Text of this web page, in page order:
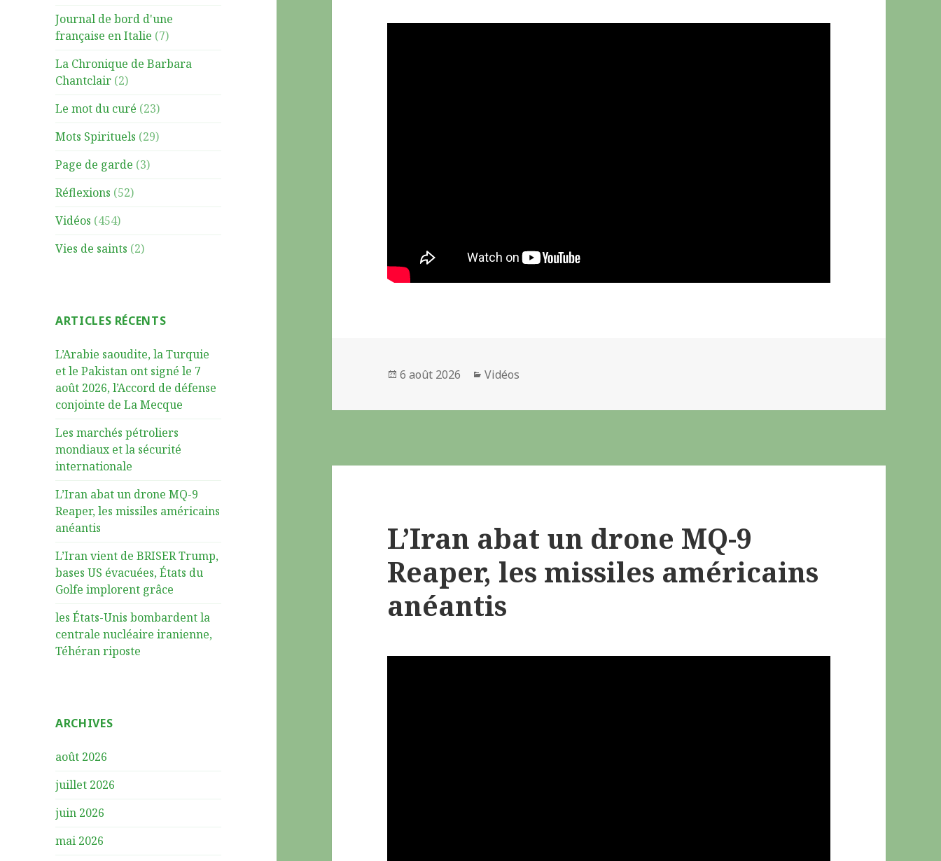
Journal de bord d'une
française en Italie (7)
La Chronique de Barbara
Chantclair (2)
Le mot du curé (23)
Mots Spirituels (29)
Page de garde (3)
Réflexions (52)
Vidéos (454)
Vies de saints (2)
ARTICLES RÉCENTS
L’Arabie saoudite, la Turquie
et le Pakistan ont signé le 7
août 2026, l’Accord de défense
conjointe de La Mecque
Les marchés pétroliers
mondiaux et la sécurité
internationale
L’Iran abat un drone MQ-9
Reaper, les missiles américains
anéantis
L’Iran vient de BRISER Trump,
bases US évacuées, États du
Golfe implorent grâce
les États-Unis bombardent la
centrale nucléaire iranienne,
Téhéran riposte
ARCHIVES
août 2026
juillet 2026
juin 2026
mai 2026
Publié
6 août 2026 Catégories
Vidéos
L’Iran abat un drone MQ-9
Reaper, les missiles américains
anéantis